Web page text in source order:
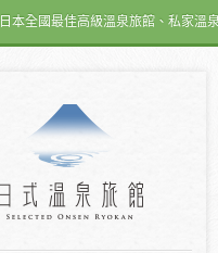
本全國最佳高級溫泉旅館、私家溫